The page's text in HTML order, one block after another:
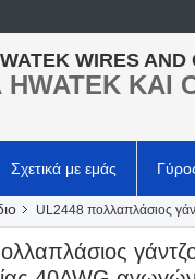
WIRES AND
ΚΑΙ
Σχετικά με εμάς
UL2448 πολλαπλάσιος